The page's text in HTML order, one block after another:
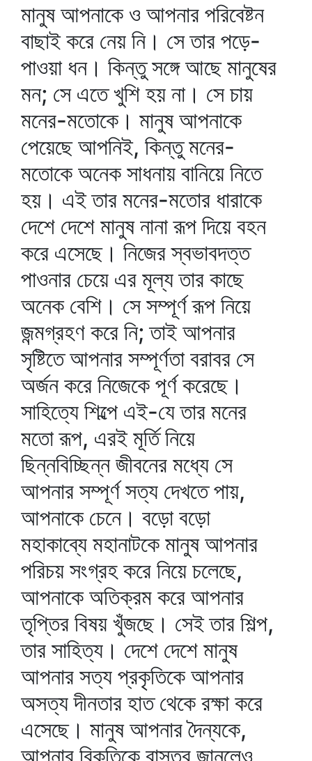
মানুষ আপনাকে ও আপনার পরিবেষ্টন
বাছাই করে নেয় নি। সে তার পড়ে-
পাওয়া ধন। কিন্তু সঙ্গে আছে মানুষের
মন; সে এতে খুশি হয় না। সে চায়
মনের-মতোকে। মানুষ আপনাকে
পেয়েছে আপনিই, কিন্তু মনের-
মতোকে অনেক সাধনায় বানিয়ে নিতে
হয়। এই তার মনের-মতোর ধারাকে
দেশে দেশে মানুষ নানা রূপ দিয়ে বহন
করে এসেছে। নিজের স্বভাবদত্ত
পাওনার চেয়ে এর মূল্য তার কাছে
অনেক বেশি। সে সম্পূর্ণ রূপ নিয়ে
জন্মগ্রহণ করে নি; তাই আপনার
সৃষ্টিতে আপনার সম্পূর্ণতা বরাবর সে
অর্জন করে নিজেকে পূর্ণ করেছে।
সাহিত্যে শিল্পে এই-যে তার মনের
মতো রূপ, এরই মূর্তি নিয়ে
ছিন্নবিচ্ছিন্ন জীবনের মধ্যে সে
আপনার সম্পূর্ণ সত্য দেখতে পায়,
আপনাকে চেনে। বড়ো বড়ো
মহাকাব্যে মহানাটকে মানুষ আপনার
পরিচয় সংগ্রহ করে নিয়ে চলেছে,
আপনাকে অতিক্রম করে আপনার
তৃপ্তির বিষয় খুঁজছে। সেই তার শিল্প,
তার সাহিত্য। দেশে দেশে মানুষ
আপনার সত্য প্রকৃতিকে আপনার
অসত্য দীনতার হাত থেকে রক্ষা করে
এসেছে। মানুষ আপনার দৈন্যকে,